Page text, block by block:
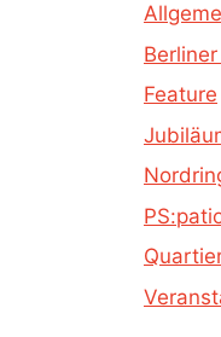
Feature